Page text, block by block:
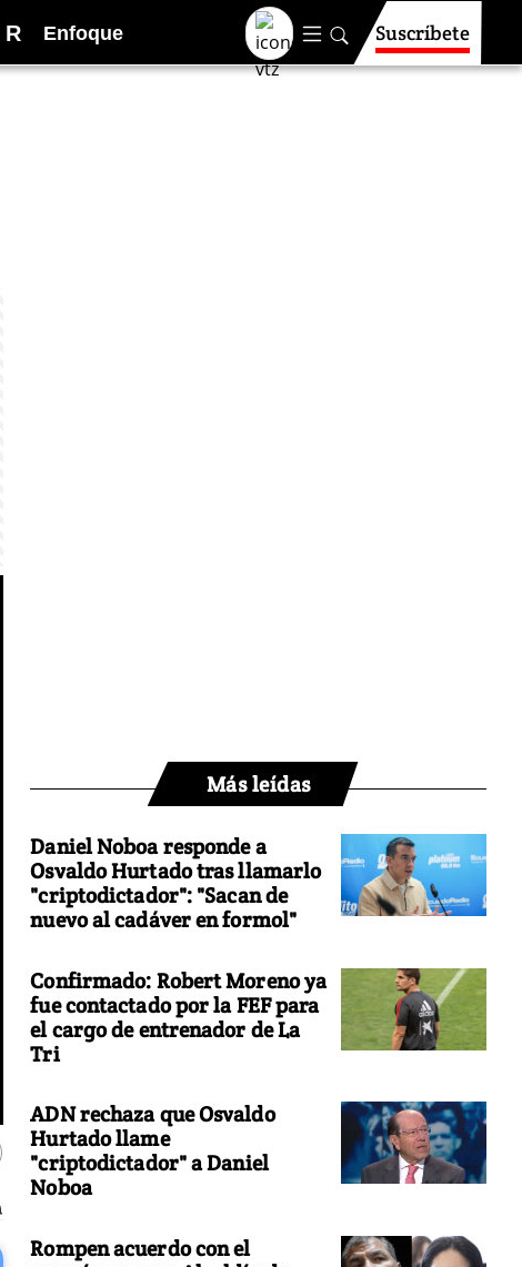
R Enfoque Suscríbete
Más leídas
Daniel Noboa responde a
Osvaldo Hurtado tras llamarlo
"criptodictador": "Sacan de
nuevo al cadáver en formol"
Confirmado: Robert Moreno ya
fue contactado por la FEF para
el cargo de entrenador de La
Tri
ADN rechaza que Osvaldo
Hurtado llame
"criptodictador" a Daniel
Noboa
Rompen acuerdo con el